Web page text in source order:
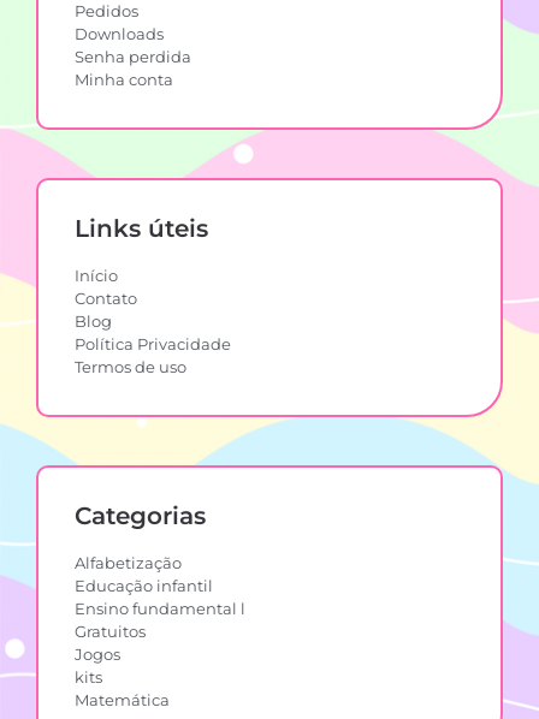
Pedidos
Downloads
Senha perdida
Minha conta
Links úteis
Início
Contato
Blog
Política Privacidade
Termos de uso
Categorias
Alfabetização
Educação infantil
Ensino fundamental l
Gratuitos
Jogos
kits
Matemática